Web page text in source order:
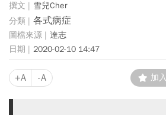
雪兒Cher
各式病症
達志
2020-02-10 14:47
+A -A 加